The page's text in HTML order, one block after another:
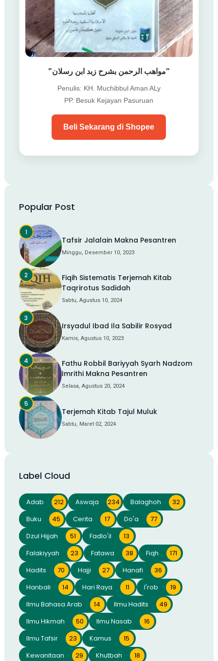
"مواهب الرحمن بشرح زبد ابن رسلان"
Penulis: KH. Muchibbul Aman ALy
PP. Besuk Kejayan Pasuruan
Beli Sekarang di Shopee
Popular Post
Tafsir Jalalain Makna Pesantren
Minggu, Desember 10, 2023
Fiqih Sistematis Terjemah Kitab
Taqrirotus Sadidah
Sabtu, Agustus 10, 2024
Irsyadul Ibad Ila Sabilir Rosyad
Kamis, Agustus 10, 2023
Fathu Robbil Bariyyah Syarh Nadzom
Imrithi Makna Pesantren
Selasa, Agustus 20, 2024
Terjemah Kitab Tajul Muluk
Sabtu, Maret 02, 2024
Label Cloud
Adab 212 Aswaja 234 Balaghoh
32
Buku
45 Cerita 17 Do'a
77
Dzul Hijjah
51 Fadlo'il
13
Falakiyyah
23 Fatawa 38 Fiqh
171
Hadits
70 Hajji 27 Hanafi
36
Hanbali
14 Hari Raya 11 I'rob
19
Ilmu Bahasa Arab
14 Ilmu Hadits
49
Ilmu Hikmah
50 Ilmu Nasab
16
Ilmu Tafsir
23 Kamus
15
Kewanitaan
29 Khutbah
18